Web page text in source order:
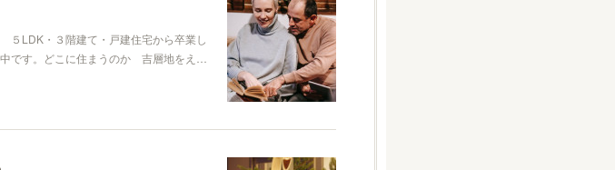
LDK・３階建て・戸建住宅から卒業し
です。どこに住まうのか 吉層地をえ…